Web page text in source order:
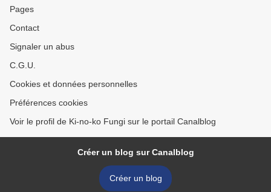
Pages
Contact
Signaler un abus
C.G.U.
Cookies et données personnelles
Préférences cookies
Voir le profil de Ki-no-ko Fungi sur le portail Canalblog
Créer un blog sur Canalblog
Créer un blog